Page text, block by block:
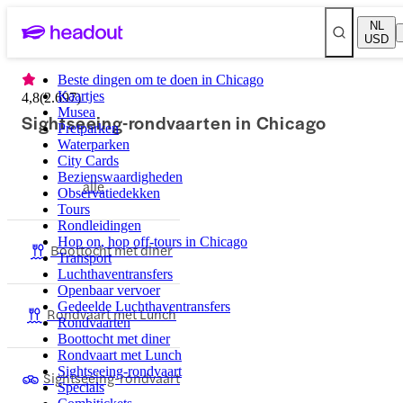
NL
USD
Beste dingen om te doen in Chicago
Kaartjes
Musea
Pretparken
Waterparken
City Cards
Bezienswaardigheden
Observatiedekken
Tours
Rondleidingen
Hop on, hop off-tours in Chicago
Transport
Luchthaventransfers
Openbaar vervoer
Gedeelde Luchthaventransfers
Rondvaarten
Boottocht met diner
Rondvaart met Lunch
Sightseeing-rondvaart
Specials
4,8(2.697)
Sightseeing-rondvaarten in Chicago
alle
Boottocht met diner
Rondvaart met Lunch
Sightseeing-rondvaart